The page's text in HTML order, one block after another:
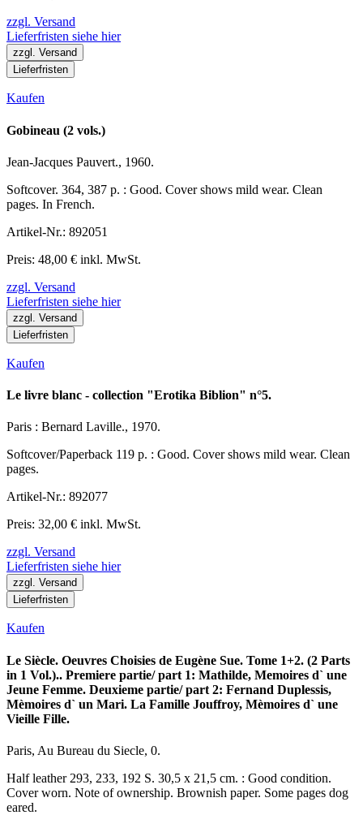
zzgl. Versand
Lieferfristen siehe hier
zzgl. Versand
Lieferfristen
Kaufen
Gobineau (2 vols.)
Jean-Jacques Pauvert., 1960.
Softcover. 364, 387 p. : Good. Cover shows mild wear. Clean
pages. In French.
Artikel-Nr.: 892051
Preis: 48,00 € inkl. MwSt.
zzgl. Versand
Lieferfristen siehe hier
zzgl. Versand
Lieferfristen
Kaufen
Le livre blanc - collection "Erotika Biblion" n°5.
Paris : Bernard Laville., 1970.
Softcover/Paperback 119 p. : Good. Cover shows mild wear. Clean
pages.
Artikel-Nr.: 892077
Preis: 32,00 € inkl. MwSt.
zzgl. Versand
Lieferfristen siehe hier
zzgl. Versand
Lieferfristen
Kaufen
Le Siècle. Oeuvres Choisies de Eugène Sue. Tome 1+2. (2 Parts
in 1 Vol.).. Premiere partie/ part 1: Mathilde, Memoires d` une
Jeune Femme. Deuxieme partie/ part 2: Fernand Duplessis,
Mèmoires d` un Mari. La Famille Jouffroy, Mèmoires d` une
Vieille Fille.
Paris, Au Bureau du Siecle, 0.
Half leather 293, 233, 192 S. 30,5 x 21,5 cm. : Good condition.
Cover worn. Note of ownership. Brownish paper. Some pages dog
eared.